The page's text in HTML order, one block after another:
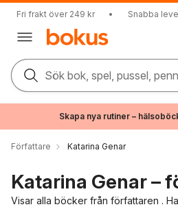
Fri frakt över 249 kr • Snabba
Sök bok, spel, pussel,
Skapa nya rutiner –
Författare Katarina Genar
Katarina Genar –
Visar alla böcker från författaren .